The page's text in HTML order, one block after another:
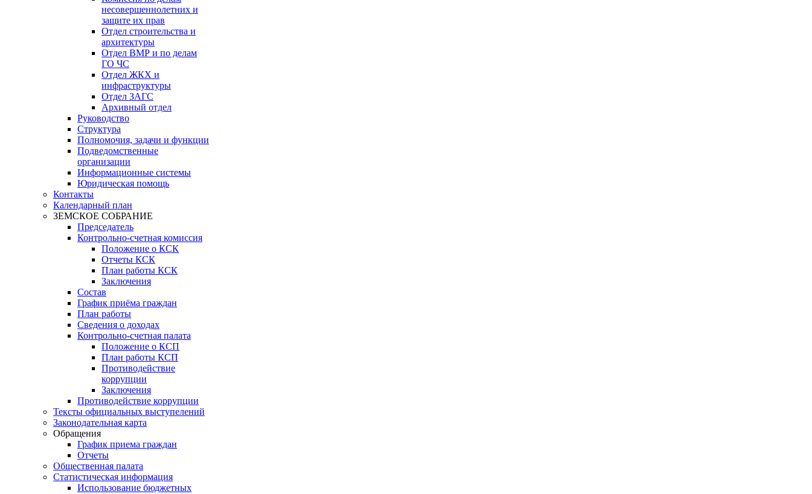
несовершеннолетних и
защите их прав
Отдел строительства и
архитектуры
Отдел ВМР и по делам
ГО ЧС
Отдел ЖКХ и
инфраструктуры
Отдел ЗАГС
Архивный отдел
Руководство
Структура
Полномочия, задачи и функции
Подведомственные
организации
Информационные системы
Юридическая помощь
Контакты
Календарный план
ЗЕМСКОЕ СОБРАНИЕ
Председатель
Контрольно-счетная комиссия
Положение о КСК
Отчеты КСК
План работы КСК
Заключения
Состав
График приёма граждан
План работы
Сведения о доходах
Контрольно-счетная палата
Положение о КСП
План работы КСП
Противодействие
коррупции
Заключения
Противодействие коррупции
Тексты официальных выступелений
Законодательная карта
Обращения
График приема граждан
Отчеты
Общественная палата
Статистическая информация
Использование бюджетных